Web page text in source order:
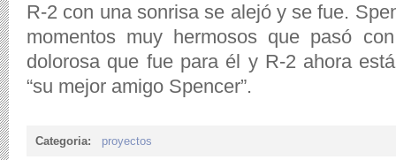
R-2 con una sonrisa se alejó y se fue.
momentos muy hermosos que pasó
dolorosa que fue para él y R-2 ahora
“su mejor amigo Spencer”.
Categoria: proyectos